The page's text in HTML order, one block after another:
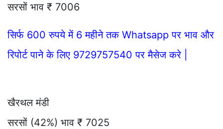
सरसों भाव ₹ 7006
सिर्फ 600 रुपये में 6 महीने तक Whatsapp पर भाव और
रिपोर्ट पाने के लिए 9729757540 पर मैसेज करे |
खैरथल मंडी
सरसों (42%) भाव ₹ 7025